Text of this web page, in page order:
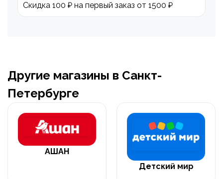
Скидка 100 ₽ на первый заказ от 1500 ₽
Другие магазины в Санкт-
Петербурге
АШАН
Детский мир